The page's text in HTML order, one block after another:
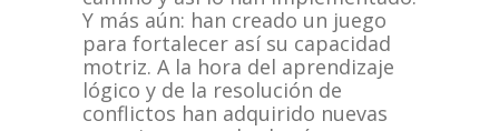
Y más aún: han creado un juego
para fortalecer así su capacidad
motriz. A la hora del aprendizaje
lógico y de la resolución de
conflictos han adquirido nuevas